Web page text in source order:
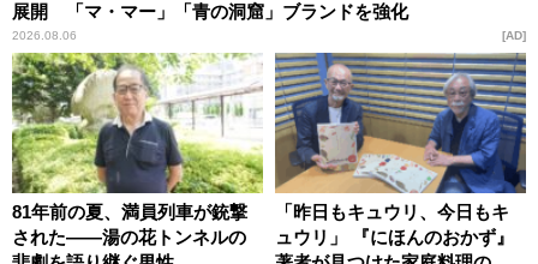
展開 「マ・マー」「青の洞窟」ブランドを強化
2026.08.06 AD
81年前の夏、満員列車が銃撃
された――湯の花トンネルの
「昨日もキュウリ、今日もキ
ュウリ」 『にほんのおかず』